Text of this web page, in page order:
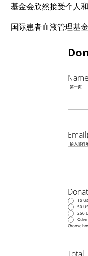
基金会欣然接受个人
国际患者血液管理基
第一页
Email
输入邮件
10
50
250
Choose
Total